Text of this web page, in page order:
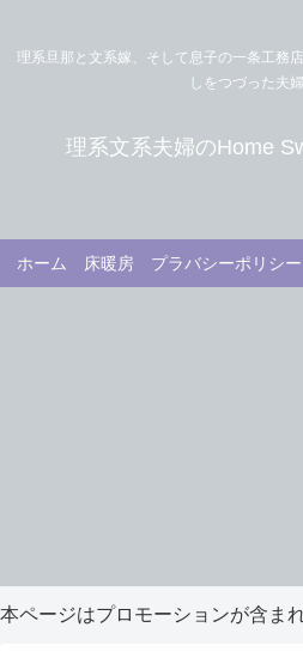
理系旦那と文系嫁、そして息子の一条工務
しをつづった夫
理系文系夫婦のHome
ホーム 床暖房 プラバシーポリシー
本ページはプロモーションが含ま